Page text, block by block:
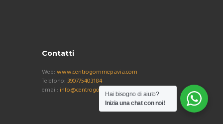
Contatti
Web: www.centrogommepavia.com
Telefono: 390775403184
email: info@centrogommepavia.com
Hai bisogno di aiuto?
Inizia una chat con noi!